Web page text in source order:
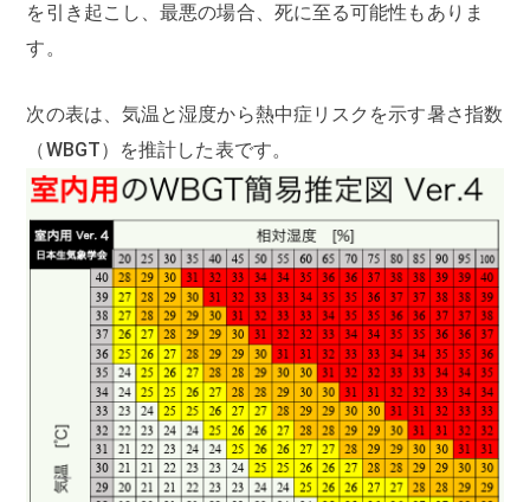
を引き起こし、最悪の場合、死に至る可能性もありま
す。
次の表は、気温と湿度から熱中症リスクを示す暑さ指数
（WBGT）を推計した表です。